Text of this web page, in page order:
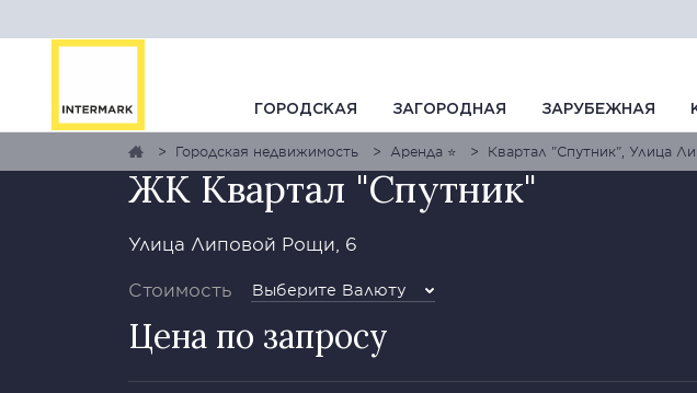
ГОРОДСКАЯ ЗАГОРОДНАЯ ЗАРУБЕЖНАЯ
Городская недвижимость Аренда ⭐ Квартал "Спутник", Улица
ЖК Квартал "Спутник"
Улица Липовой Рощи, 6
Стоимость Выберите Валюту
Цена по запросу